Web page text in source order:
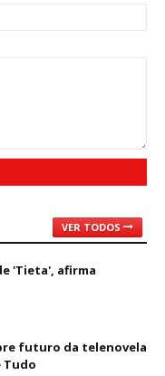
VER TODOS
'Tieta', afirma
futuro da telenovela
Tudo